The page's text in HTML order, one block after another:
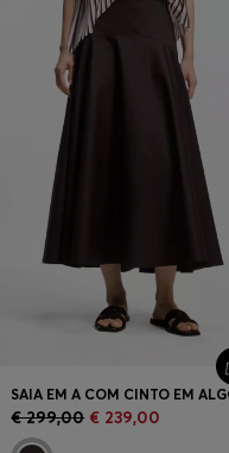
€ 299,00 € 239,00